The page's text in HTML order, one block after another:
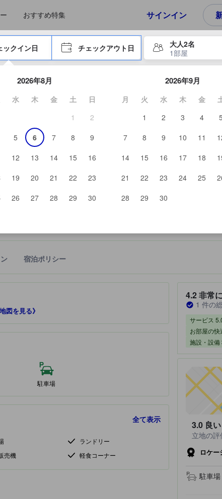
おすすめ特集 サインイン
ターキーを押して内容を確定して、検索します。
ックイン日 チェックアウト日
大人2名
1部屋
を押して日付選択画面の操作を開始します。方向キーを使用して
2026年8月
水 木 金 土
日
1
2
5 6 7 8
9
12 13 14 15
16
19 20 21 22
23
26 27 28 29
30
2026年9月
月 火 水 木 金
1
2 3 4 5
7
8 9 10 11
14
15 16 17 18
21
22 23 24 25
28
29 30
宿泊ポリシー
ると予測される快適さや客室のレベルを示すものです。
図を見る》
駐車場
全て表示
ランドリー
売機 軽食コーナー
宿泊施設のク
4.2非常
1 件の
サービス
お部屋の
施設・設備
3.0 良い
立地の評
ロケー
駐車場
れています。実際の経験に基づいた内容であるため、これから